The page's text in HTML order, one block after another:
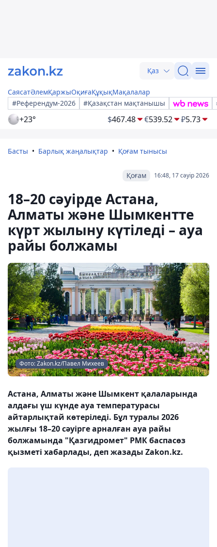
Қаз
СаясатӘлемҚаржыОқиғаҚұқықМақалалар
#Референдум-2026
#Қазақстан мақтанышы
+23° $467.48 €539.52 ₽5.73
Басты Барлық жаңалықтар Қоғам тынысы
16:48, 17 сәуір 2026
Қоғам
18–20 сәуірде Астана,
Алматы және Шымкентте
күрт жылыну күтіледі – ауа
райы болжамы
Фото: Zakon.kz/Павел Михеев
Астана, Алматы және Шымкент қалаларында
алдағы үш күнде ауа температурасы
айтарлықтай көтеріледі. Бұл туралы 2026
жылғы 18–20 сәуірге арналған ауа райы
болжамында "Қазгидромет" РМК баспасөз
қызметі хабарлады, деп жазады Zakon.kz.